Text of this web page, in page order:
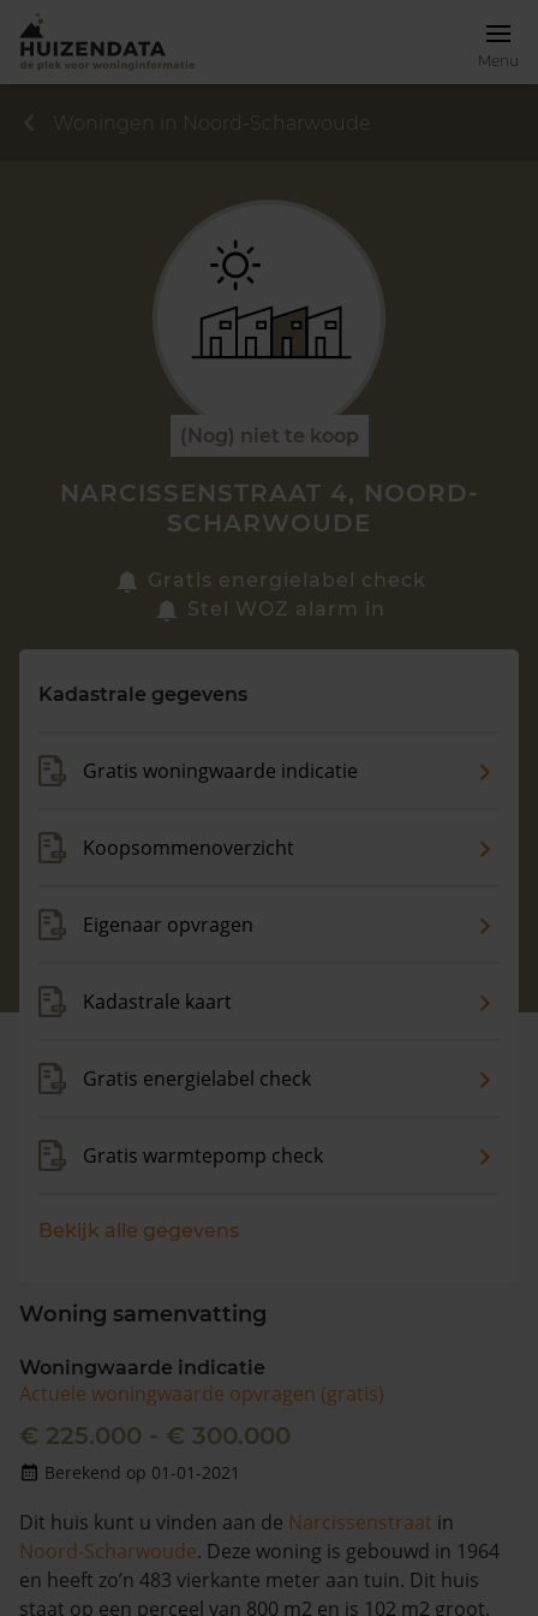
Menu
Vragen? Neem contact met ons op
088 220 4200
Woningen in Noord-Scharwoude
(Nog) niet te koop
NARCISSENSTRAAT 4, NOORD-
SCHARWOUDE
Gratis energielabel check
Stel WOZ alarm in
Kadastrale gegevens
Gratis woningwaarde indicatie
Koopsommenoverzicht
Eigenaar opvragen
Kadastrale kaart
Gratis energielabel check
Gratis warmtepomp check
Bekijk alle gegevens
Woning samenvatting
Woningwaarde indicatie
Actuele woningwaarde opvragen (gratis)
€ 225.000 - € 300.000
Berekend op 01-01-2021
Dit huis kunt u vinden aan de Narcissenstraat in
Noord-Scharwoude. Deze woning is gebouwd in 1964
en heeft zo’n 483 vierkante meter aan tuin. Dit huis
staat op een perceel van 800 m2 en is 102 m2 groot.